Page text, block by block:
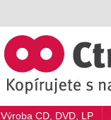
Výroba CD, DVD, LP